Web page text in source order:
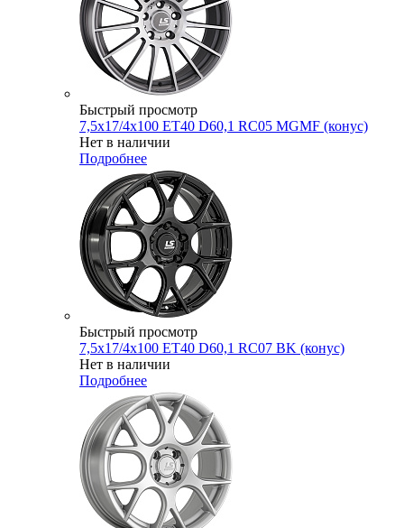
Быстрый просмотр
7,5x17/4x100 ET40 D60,1 RC05 MGMF (конус)
Нет в наличии
Подробнее
Быстрый просмотр
7,5x17/4x100 ET40 D60,1 RC07 BK (конус)
Нет в наличии
Подробнее